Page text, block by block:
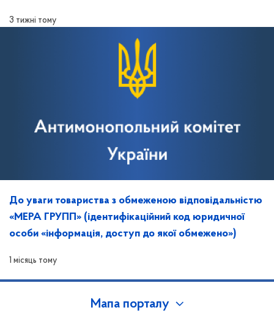
комітету України
3 тижні тому
До уваги товариства з обмеженою відповідальністю
«МЕРА ГРУПП» (ідентифікаційний код юридичної
особи «інформація, доступ до якої обмежено»)
1 місяць тому
Мапа порталу